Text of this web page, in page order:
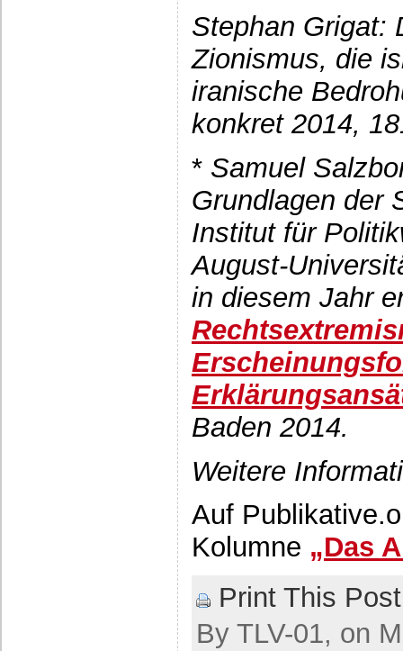
Stephan Grigat:
Zionismus, die
iranische
konkret 2014,
* Samuel
Grundlagen der
Institut für
August-
in diesem Jahr
Baden 2014.
Weitere
Auf
Kolumne „Das
Print This Post
By TLV-01, on